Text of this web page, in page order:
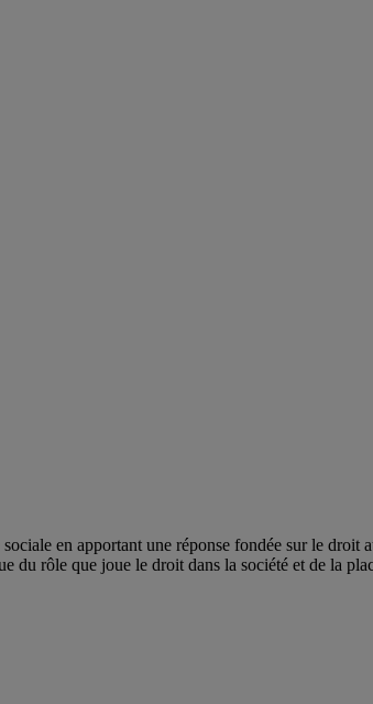
en apportant une réponse fondée sur le droit
du rôle que joue le droit dans la société et de la